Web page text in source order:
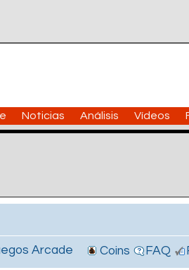
Noticias Análisis Vídeos
Arcade Coins FAQ